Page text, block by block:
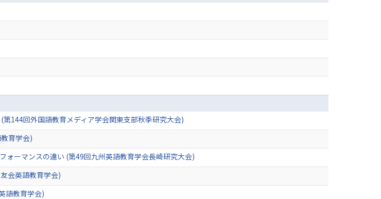
144回外国語教育メディア学会関東支部秋季研究大会)
育学会)
ォーマンスの違い (第49回九州英語教育学会長崎研究大会)
会英語教育学会)
語教育学会)